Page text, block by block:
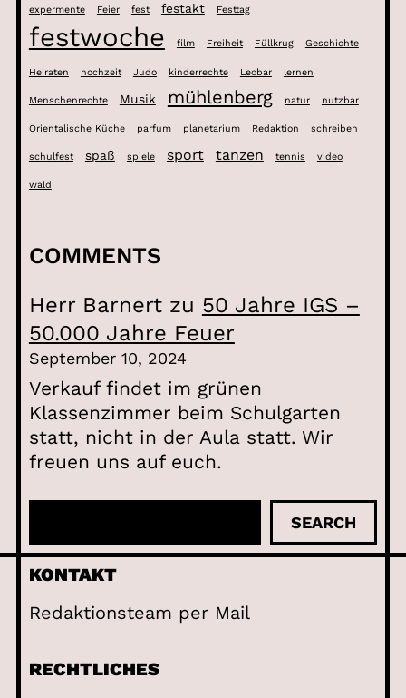
expermente Feier fest festakt Festtag
festwoche film Freiheit Füllkrug Geschichte
Heiraten hochzeit Judo kinderrechte Leobar lernen
Menschenrechte Musik mühlenberg natur nutzbar
Orientalische Küche parfum planetarium Redaktion schreiben
schulfest spaß spiele sport tanzen tennis video
wald
COMMENTS
Herr Barnertzu 50 Jahre IGS –
50.000 Jahre Feuer
September 10, 2024
Verkauf findet im grünen
Klassenzimmer beim Schulgarten
statt, nicht in der Aula statt. Wir
freuen uns auf euch.
u
c
e
SEARCH
KONTAKT
Redaktionsteam per Mail
RECHTLICHES